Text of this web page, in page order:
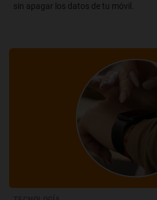
sin apagar los datos de tu móvil.